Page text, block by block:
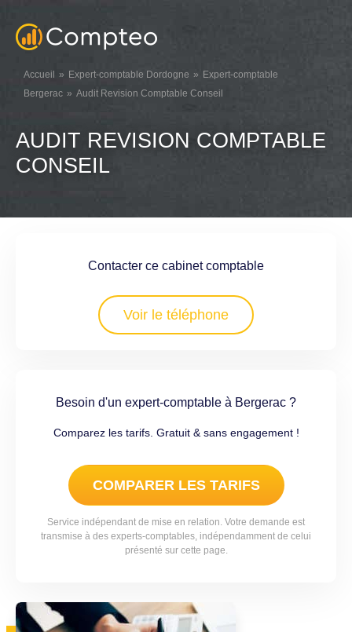
Accueil Expert-comptable Dordogne
Expert-comptable
Bergerac
Audit Revision Comptable Conseil
AUDIT REVISION COMPTABLE
CONSEIL
Contacter ce cabinet comptable
Voir le téléphone
Besoin d'un expert-comptable à Bergerac ?
Comparez les tarifs. Gratuit & sans engagement !
COMPARER LES TARIFS
Service indépendant de mise en relation. Votre demande est
transmise à des experts-comptables, indépendamment de celui
présenté sur cette page.